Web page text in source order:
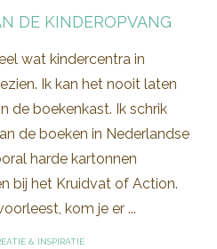
DE KINDEROPVANG
wat kindercentra in
Ik kan het nooit laten
de boekenkast. Ik schrik
de boeken in Nederlandse
harde kartonnen
bij het Kruidvat of Action.
kom je er ...
& INSPIRATIE